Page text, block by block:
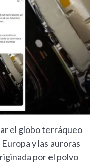
el globo terráqueo
y las auroras
por el polvo